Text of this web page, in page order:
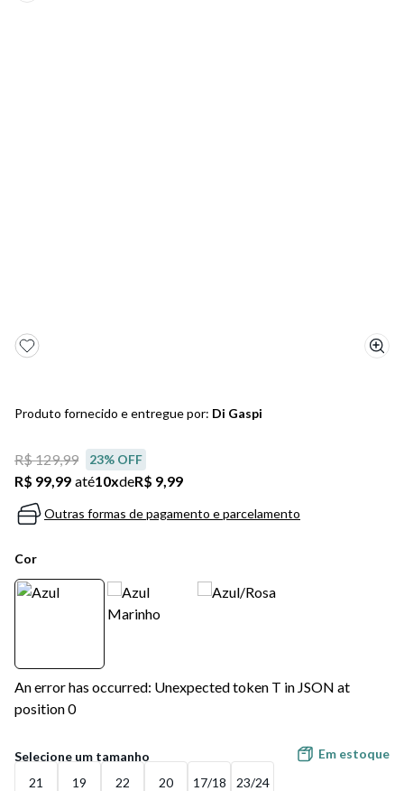
Produto fornecido e entregue por: Di Gaspi
R$ 129,99 23% OFF
R$ 99,99 até10xdeR$ 9,99
Outras formas de pagamento e parcelamento
Cor
An error has occurred: Unexpected token T in JSON at
position 0
21 19 22 20 17/18 23/24
Em estoque